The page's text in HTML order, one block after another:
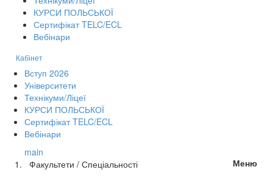
КУРСИ ПОЛЬСЬКОЇ
Сертифікат TELC/ECL
Вебінари
Кабінет
Вступ 2026
Університети
Технікуми/Ліцеї
КУРСИ ПОЛЬСЬКОЇ
Сертифікат TELC/ECL
Вебінари
Меню
main
Факультети / Спеціальності